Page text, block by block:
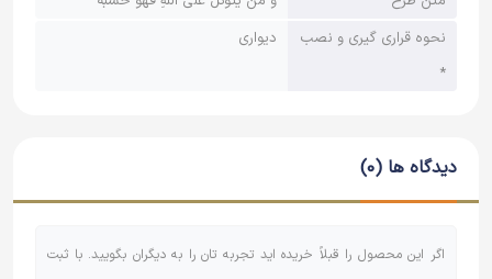
نحوه قراری گیری و نصب
*
دیواری
دیدگاه ها (0)
اگر این محصول را قبلاً خریده اید تجربه تان را به دیگران بگویید. با ثبت